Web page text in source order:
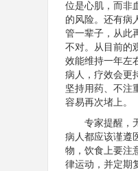
位是心肌，而非
的风险。还有病
管一辈子，从此
不对。从目前的
效能维持一年左
病人，疗效会更
坚持用药、不注
容易再次堵上。
专家提醒，无
病人都应该谨遵
物，饮食上要注
律运动，并定期